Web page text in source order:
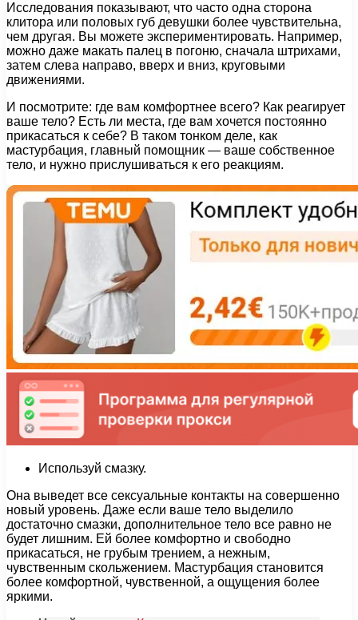
Исследования показывают, что часто одна сторона
клитора или половых губ девушки более чувствительна,
чем другая. Вы можете экспериментировать. Например,
можно даже макать палец в погоню, сначала штрихами,
затем слева направо, вверх и вниз, круговыми
движениями.
И посмотрите: где вам комфортнее всего? Как реагирует
ваше тело? Есть ли места, где вам хочется постоянно
прикасаться к себе? В таком тонком деле, как
мастурбация, главный помощник — ваше собственное
тело, и нужно прислушиваться к его реакциям.
Используй смазку.
Она выведет все сексуальные контакты на совершенно
новый уровень. Даже если ваше тело выделило
достаточно смазки, дополнительное тело все равно не
будет лишним. Ей более комфортно и свободно
прикасаться, не грубым трением, а нежным,
чувственным скольжением. Мастурбация становится
более комфортной, чувственной, а ощущения более
яркими.